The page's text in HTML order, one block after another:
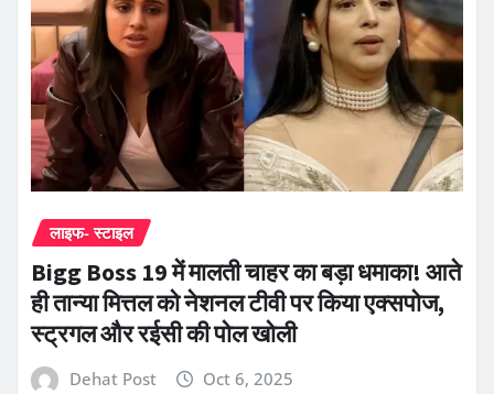
लाइफ- स्टाइल
Bigg Boss 19 में मालती चाहर का बड़ा धमाका! आते
ही तान्या मित्तल को नेशनल टीवी पर किया एक्सपोज,
स्ट्रगल और रईसी की पोल खोली
Dehat Post Oct 6, 2025